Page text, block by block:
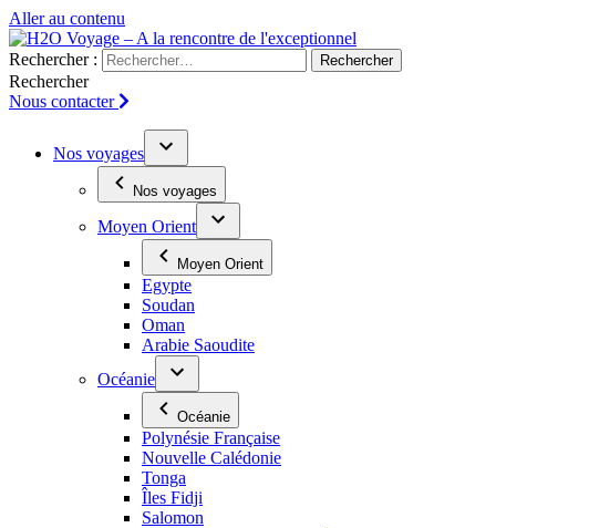
Aller au contenu
Rechercher :
Rechercher
Nous contacter
Nos voyages
Nos voyages
Moyen Orient
Moyen Orient
Egypte
Soudan
Oman
Arabie Saoudite
Océanie
Océanie
Polynésie Française
Nouvelle Calédonie
Tonga
Îles Fidji
Salomon